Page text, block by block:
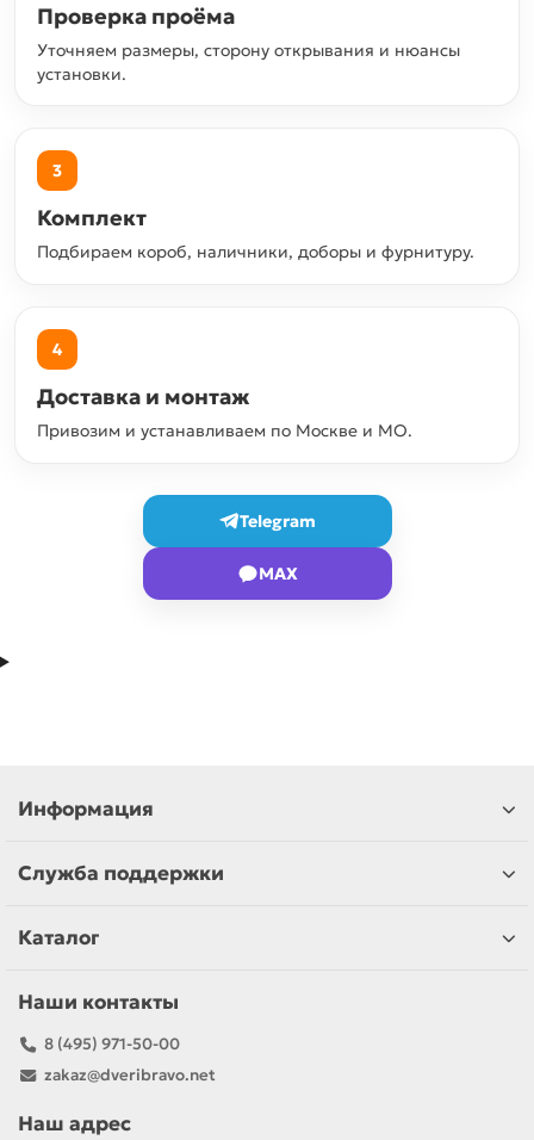
Проверка проёма
Уточняем размеры, сторону открывания и нюансы
установки.
3
Комплект
Подбираем короб, наличники, доборы и фурнитуру.
4
Доставка и монтаж
Привозим и устанавливаем по Москве и МО.
Telegram
MAX
Информация
Служба поддержки
Каталог
Наши контакты
8 (495) 971-50-00
zakaz@dveribravo.net
Наш адрес